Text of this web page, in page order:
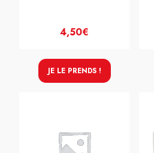
4,50€
JE LE PRENDS !